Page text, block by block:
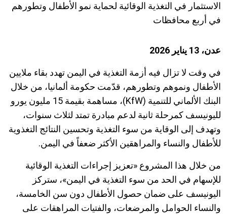
الاستثمار في التغذية الوقائية لحماية نمو الأطفال وتطورهم
في أربع محافظات
عدن، 13 يناير 2026
في وقت لا تزال فيه أزمة التغذية في اليمن تهدد بقاء ملايين
الأطفال ونموهم وتطورهم، قدّمت حكومة ألمانيا، من خلال
البنك الألماني للتنمية (KfW)
، مساهمة بقيمة 15 مليون يورو
لليونيسف كمرحلة ثانية لدعم مبادرة تمتد لثلاث سنوات،
وتهدف إلى الوقاية من سوء التغذية وتحسين النتائج التغذوية
للأطفال والنساء والمراهقين الأكثر ضعفاً في اليمن.
من خلال هذا المشروع «تعزيز إجراءات التغذية الوقائية
للإسهام في الحد من سوء التغذية في اليمن»، ستركز
اليونيسف على ضمان حصول الأطفال دون سن الخامسة،
والنساء الحوامل والمرضعات، والفتيات المراهقات على